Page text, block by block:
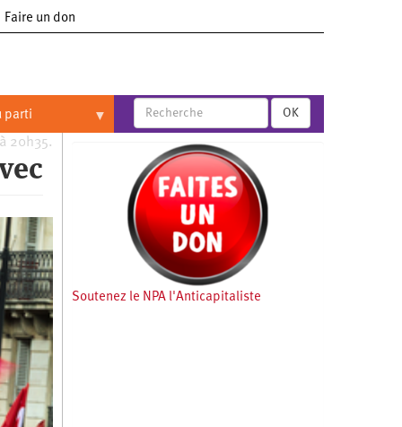
Faire un don
parti OK
20h35.
Soutenez le NPA l'Anticapitaliste